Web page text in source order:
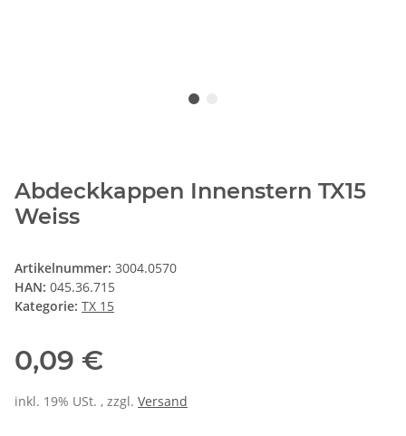
Abdeckkappen Innenstern TX15
Weiss
Artikelnummer: 3004.0570
HAN: 045.36.715
Kategorie: TX 15
0,09 €
inkl. 19% USt. , zzgl. Versand